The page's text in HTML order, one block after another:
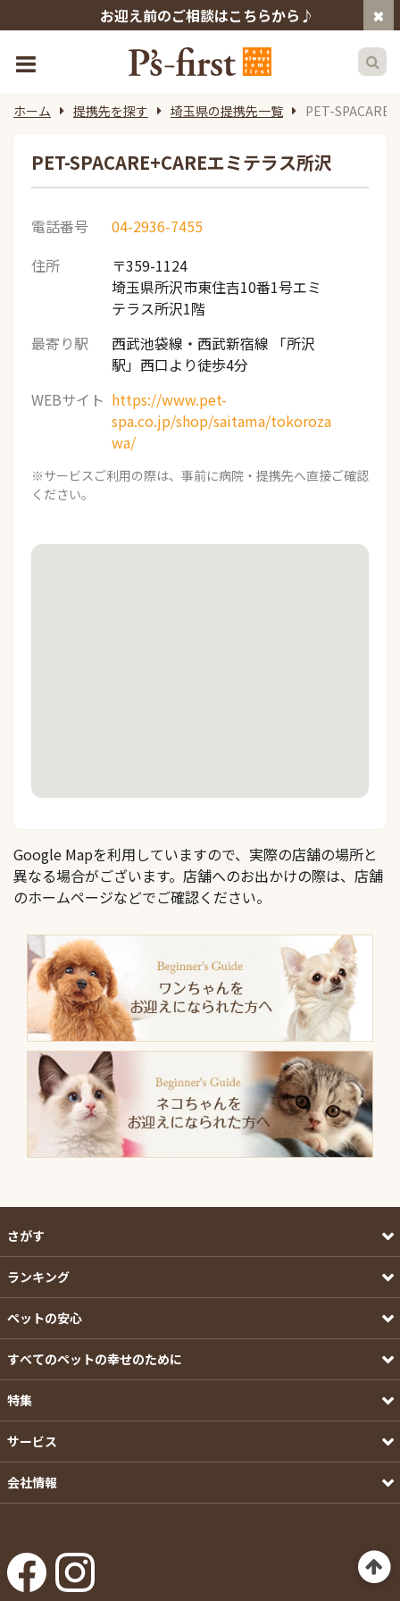
お迎え前のご相談はこちらから♪
ホーム 提携先を探す 埼玉県の提携先一覧 PET-
PET-SPACARE+CAREエミテラス所沢
電話番号
04-2936-7455
住所
〒359-1124
埼玉県所沢市東住吉10番1号エミ
テラス所沢1階
最寄り駅
西武池袋線・西武新宿線 「所沢
駅」西口より徒歩4分
WEBサイト https://www.pet-
spa.co.jp/shop/saitama/tokoroza
wa/
※サービスご利用の際は、事前に病院・提携先へ直接ご確認
ください。
Google Mapを利用していますので、実際の店舗の場所と
異なる場合がございます。店舗へのお出かけの際は、店舗
のホームページなどでご確認ください。
さがす
ランキング
ペットの安心
すべてのペットの幸せのために
特集
サービス
会社情報